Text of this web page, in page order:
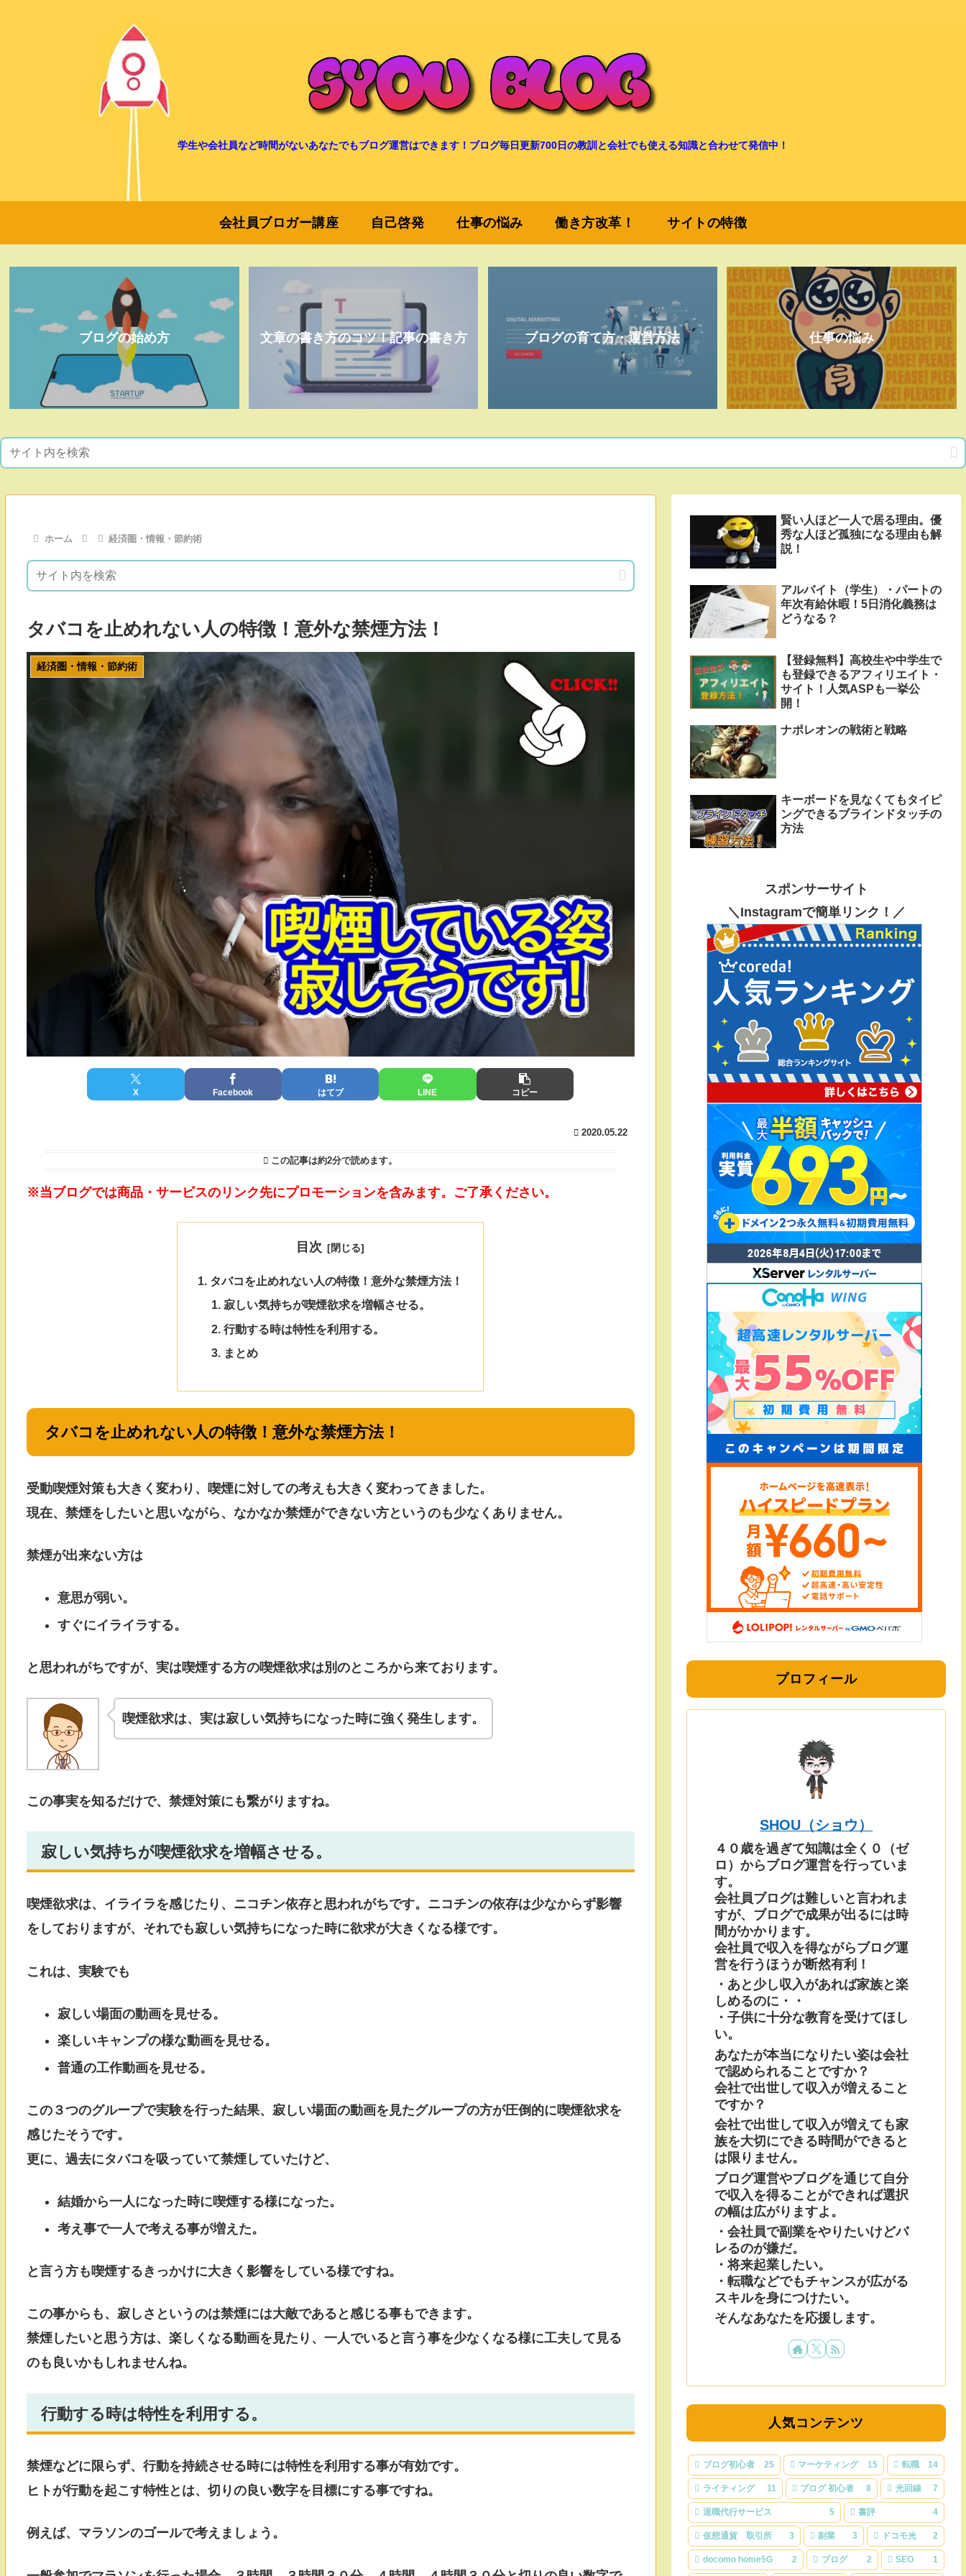
学生や会社員など時間がないあなたでもブログ運営はできます！ブログ毎日更新700日の教訓と会社でも使える知識と合わせて発信中！
会社員ブロガー講座 自己啓発 仕事の悩み 働き方改革！ サイトの特徴
ブログの始め方 文章の書き方のコツ！記事の書き方 ブログの育て方・運営方法 仕事の悩み
ホーム 経済圏・情報・節約術
タバコを止めれない人の特徴！意外な禁煙方法！
経済圏・情報・節約術
X Facebook はてブ LINE コピー
2020.05.22
この記事は約2分で読めます。
※当ブログでは商品・サービスのリンク先にプロモーションを含みます。ご了承ください。
目次
タバコを止めれない人の特徴！意外な禁煙方法！
寂しい気持ちが喫煙欲求を増幅させる。
行動する時は特性を利用する。
まとめ
タバコを止めれない人の特徴！意外な禁煙方法！
受動喫煙対策も大きく変わり、喫煙に対しての考えも大きく変わってきました。
現在、禁煙をしたいと思いながら、なかなか禁煙ができない方というのも少なくありません。
禁煙が出来ない方は
意思が弱い。
すぐにイライラする。
と思われがちですが、実は喫煙する方の喫煙欲求は別のところから来ております。
喫煙欲求は、実は寂しい気持ちになった時に強く発生します。
この事実を知るだけで、禁煙対策にも繋がりますね。
寂しい気持ちが喫煙欲求を増幅させる。
喫煙欲求は、イライラを感じたり、ニコチン依存と思われがちです。ニコチンの依存は少なからず影響
をしておりますが、それでも寂しい気持ちになった時に欲求が大きくなる様です。
これは、実験でも
寂しい場面の動画を見せる。
楽しいキャンプの様な動画を見せる。
普通の工作動画を見せる。
この３つのグループで実験を行った結果、寂しい場面の動画を見たグループの方が圧倒的に喫煙欲求を
感じたそうです。
更に、過去にタバコを吸っていて禁煙していたけど、
結婚から一人になった時に喫煙する様になった。
考え事で一人で考える事が増えた。
と言う方も喫煙するきっかけに大きく影響をしている様ですね。
この事からも、寂しさというのは禁煙には大敵であると感じる事もできます。
禁煙したいと思う方は、楽しくなる動画を見たり、一人でいると言う事を少なくなる様に工夫して見る
のも良いかもしれませんね。
行動する時は特性を利用する。
禁煙などに限らず、行動を持続させる時には特性を利用する事が有効です。
ヒトが行動を起こす特性とは、切りの良い数字を目標にする事ですね。
例えば、マラソンのゴールで考えましょう。
賢い人ほど一人で居る理由。優
秀な人ほど孤独になる理由も解
説！
アルバイト（学生）・パートの
年次有給休暇！5日消化義務は
どうなる？
【登録無料】高校生や中学生で
も登録できるアフィリエイト・
サイト！人気ASPも一挙公
開！
ナポレオンの戦術と戦略
キーボードを見なくてもタイピ
ングできるブラインドタッチの
方法
スポンサーサイト
＼Instagramで簡単リンク！／
プロフィール
SHOU（ショウ）
４０歳を過ぎて知識は全く０（ゼ
ロ）からブログ運営を行っていま
す。
会社員ブログは難しいと言われま
すが、ブログで成果が出るには時
間がかかります。
会社員で収入を得ながらブログ運
営を行うほうが断然有利！
・あと少し収入があれば家族と楽
しめるのに・・
・子供に十分な教育を受けてほし
い。
あなたが本当になりたい姿は会社
で認められることですか？
会社で出世して収入が増えること
ですか？
会社で出世して収入が増えても家
族を大切にできる時間ができると
は限りません。
ブログ運営やブログを通じて自分
で収入を得ることができれば選択
の幅は広がりますよ。
・会社員で副業をやりたいけどバ
レるのが嫌だ。
・将来起業したい。
・転職などでもチャンスが広がる
スキルを身につけたい。
そんなあなたを応援します。
人気コンテンツ
ブログ初心者 25 マーケティング 15 転職 14
ライティング 11 ブログ 初心者 8 光回線 7
退職代行サービス 5 書評 4
仮想通貨 取引所 3 副業 3 ドコモ光 2
docomo home5G 2 ブログ 2 SEO 1